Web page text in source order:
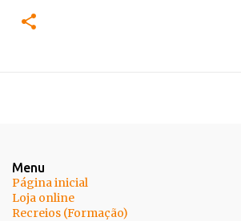
Menu
Página inicial
Loja online
Recreios (Formação)